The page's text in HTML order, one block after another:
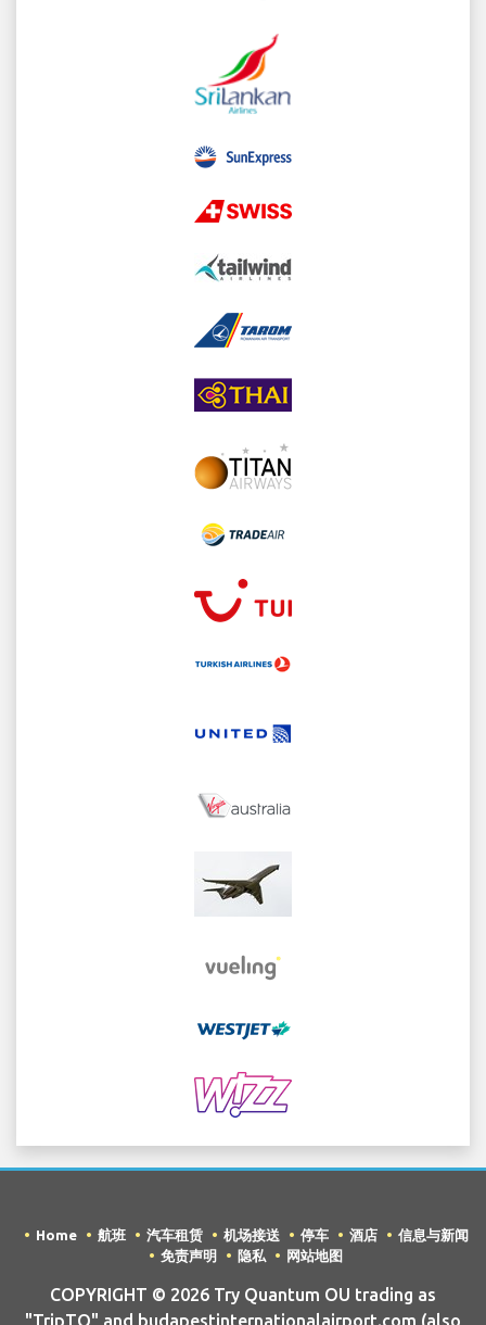
Home 航班 汽车租赁 机场接送 停车 酒店
信息与新闻
免责声明
隐私 网站地图
COPYRIGHT © 2026 Try Quantum OU trading as
"TripTQ" and budapestinternationalairport.com (also